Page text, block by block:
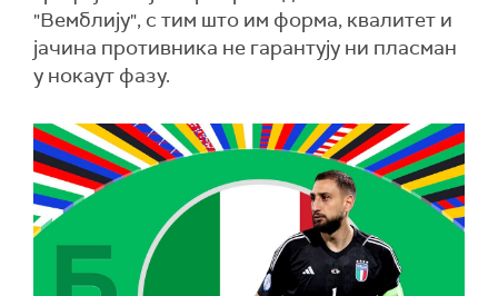
"Вемблију", с тим што им форма, квалитет и
јачина противника не гарантују ни пласман
у нокаут фазу.